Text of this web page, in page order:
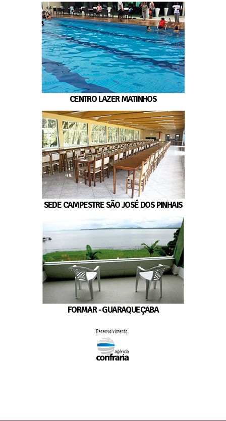
CENTRO LAZER MATINHOS
SEDE CAMPESTRE SÃO JOSÉ DOS PINHAIS
FORMAR - GUARAQUEÇABA